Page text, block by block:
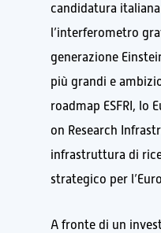
candidatura
l’interferometro
generazione
più grandi e
roadmap ESFRI, lo
on Research
infrastruttura di
strategico per
A fronte di un